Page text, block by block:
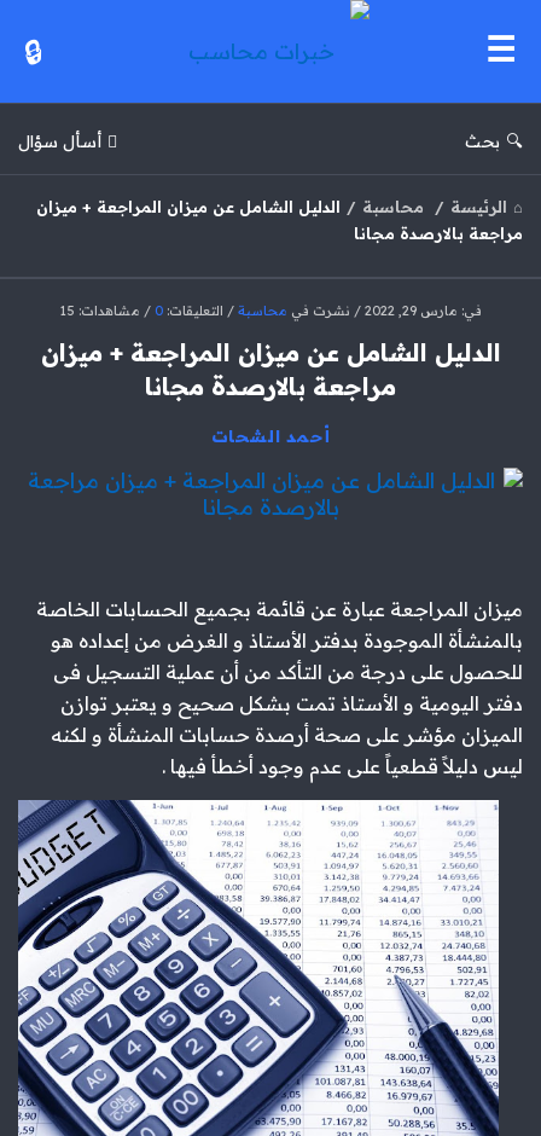
خبرات
محاسب
بحث أسأل سؤال
الرئيسة / محاسبة / الدليل الشامل عن ميزان المراجعة + ميزان
مراجعة بالارصدة مجانا
خبرات
محاسب
في: مارس 29, 2022 نشرت في محاسبة التعليقات: 0 مشاهدات: 15
الدليل الشامل عن ميزان المراجعة + ميزان
مراجعة بالارصدة مجانا
أحمد الشحات
ميزان المراجعة عبارة عن قائمة بجميع الحسابات الخاصة
بالمنشأة الموجودة بدفتر الأستاذ و الغرض من إعداده هو
للحصول على درجة من التأكد من أن عملية التسجيل فى
دفتر اليومية و الأستاذ تمت بشكل صحيح و يعتبر توازن
الميزان مؤشر على صحة أرصدة حسابات المنشأة و لكنه
ليس دليلاً قطعياً على عدم وجود أخطأ فيها .